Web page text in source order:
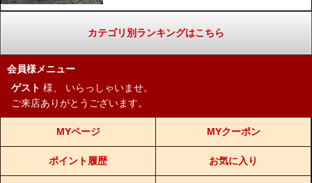
カテゴリ別ランキングはこちら
会員様メニュー
ゲスト 様、
いらっしゃいませ。
ご来店ありがとうございます。
MYページ MYクーポン
ポイント履歴 お気に入り